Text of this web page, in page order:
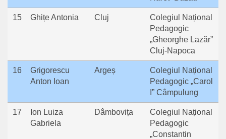
15 Ghițe Antonia Cluj
Colegiul Național
Pedagogic
„Gheorghe Lazăr”
Cluj-Napoca
16
Grigorescu
Anton Ioan
Argeș
Colegiul Național
Pedagogic „Carol
I” Câmpulung
17
Ion Luiza
Gabriela
Dâmbovița
Colegiul Național
Pedagogic
„Constantin